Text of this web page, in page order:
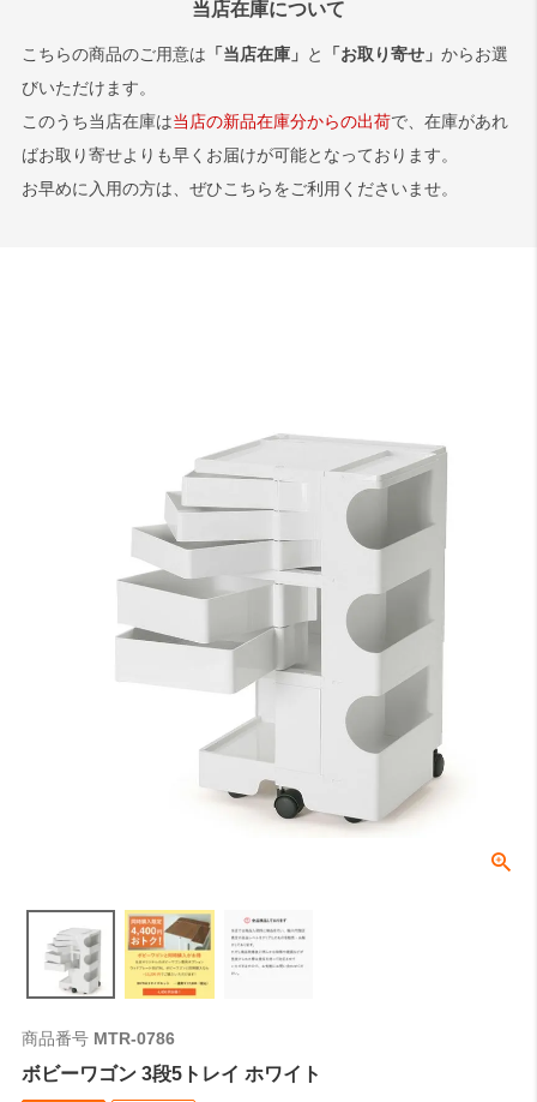
ては良品の範囲内としております。
ございます。
当店在庫について
こちらの商品のご用意は 「当店在庫」 と 「お取り寄せ」 からお選
びいただけます。
このうち当店在庫は当店の新品在庫分からの出荷で、在庫があれ
ばお取り寄せよりも早くお届けが可能となっております。
お早めに入用の方は、ぜひこちらをご利用くださいませ。
商品番号 MTR-0786
ボビーワゴン 3段5トレイ ホワイト